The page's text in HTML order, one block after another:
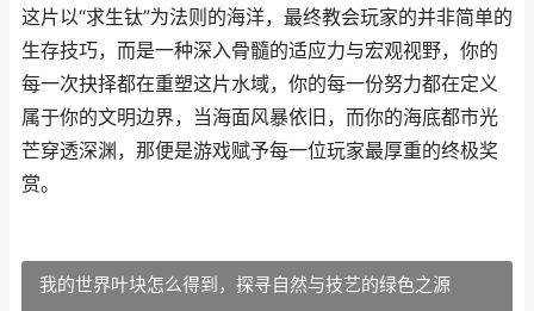
这片以“求生钛”为法则的海洋，最终教会玩家的并非简单的
生存技巧，而是一种深入骨髓的适应力与宏观视野，你的
每一次抉择都在重塑这片水域，你的每一份努力都在定义
属于你的文明边界，当海面风暴依旧，而你的海底都市光
芒穿透深渊，那便是游戏赋予每一位玩家最厚重的终极奖
赏。
我的世界叶块怎么得到，探寻自然与技艺的绿色之源